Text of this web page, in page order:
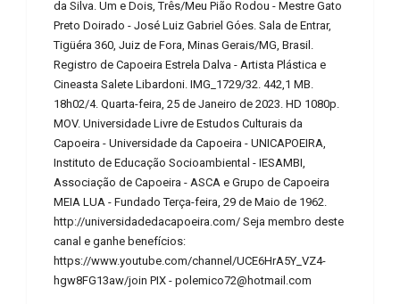
da Silva. Um e Dois, Três/Meu Pião Rodou - Mestre Gato
Preto Doirado - José Luiz Gabriel Góes. Sala de Entrar,
Tigüéra 360, Juiz de Fora, Minas Gerais/MG, Brasil.
Registro de Capoeira Estrela Dalva - Artista Plástica e
Cineasta Salete Libardoni. IMG_1729/32. 442,1 MB.
18h02/4. Quarta-feira, 25 de Janeiro de 2023. HD 1080p.
MOV. Universidade Livre de Estudos Culturais da
Capoeira - Universidade da Capoeira - UNICAPOEIRA,
Instituto de Educação Socioambiental - IESAMBI,
Associação de Capoeira - ASCA e Grupo de Capoeira
MEIA LUA - Fundado Terça-feira, 29 de Maio de 1962.
http://universidadedacapoeira.com/ Seja membro deste
canal e ganhe benefícios:
https://www.youtube.com/channel/UCE6HrA5Y_VZ4-
hgw8FG13aw/join PIX - polemico72@hotmail.com